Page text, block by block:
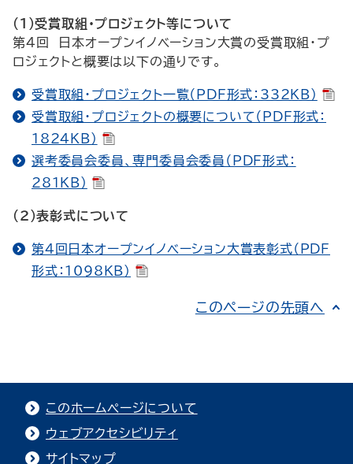
（１）受賞取組・プロジェクト等について
第４回 日本オープンイノベーション大賞の受賞取組・プ
ロジェクトと概要は以下の通りです。
受賞取組・プロジェクト一覧（PDF形式：332KB）
受賞取組・プロジェクトの概要について（PDF形式：
1824KB）
選考委員会委員、専門委員会委員（PDF形式：
281KB）
（２）表彰式について
第４回日本オープンイノベーション大賞表彰式（PDF
形式：1098KB）
このページの先頭へ
このホームページについて
ウェブアクセシビリティ
サイトマップ